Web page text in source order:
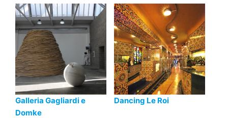
Galleria Gagliardi e
Domke
Dancing Le Roi